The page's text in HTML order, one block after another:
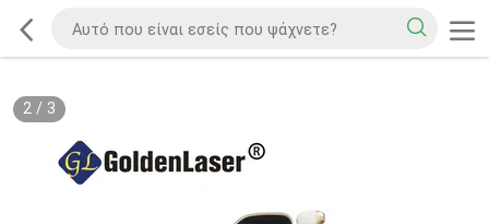
2/ 3